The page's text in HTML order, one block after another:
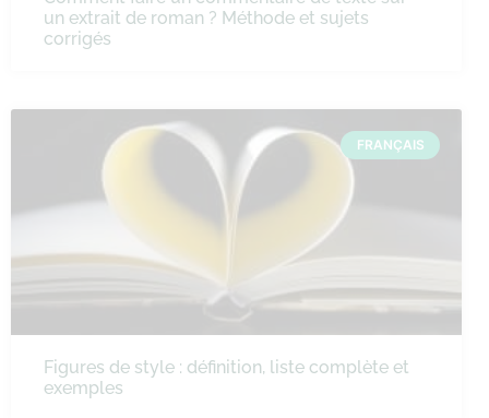
un extrait de roman ? Méthode et sujets
corrigés
FRANÇAIS
Figures de style : définition, liste complète et
exemples